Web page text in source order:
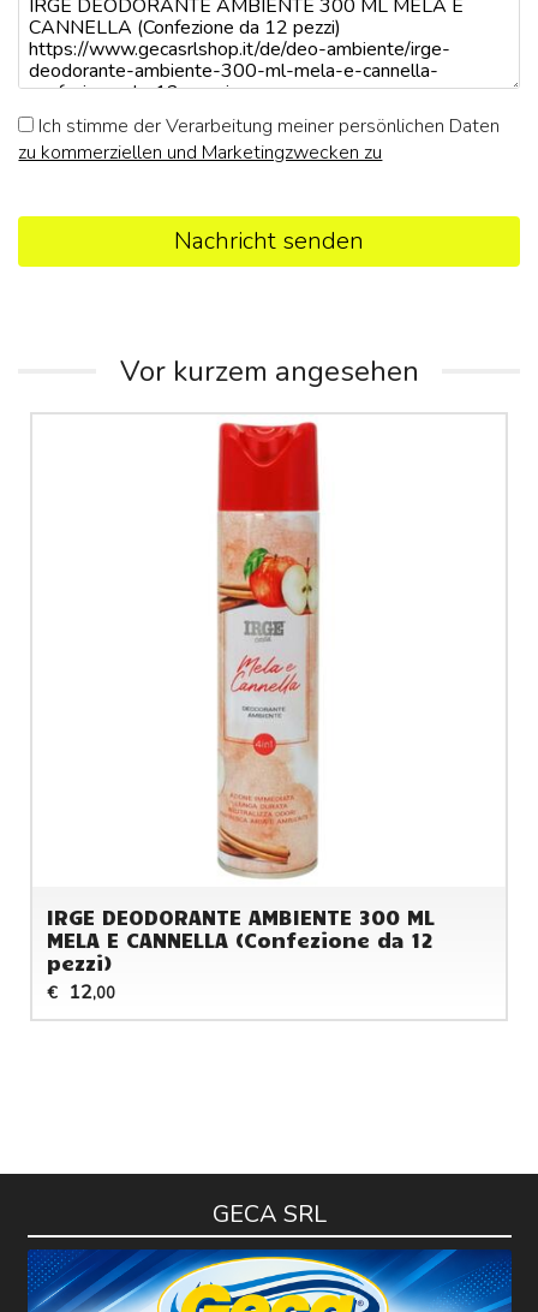
Ich stimme der Verarbeitung meiner persönlichen Daten
zu kommerziellen und Marketingzwecken zu
Nachricht senden
Vor kurzem angesehen
IRGE DEODORANTE AMBIENTE 300 ML
MELA E CANNELLA (Confezione da 12
pezzi)
€ 12,00
GECA SRL